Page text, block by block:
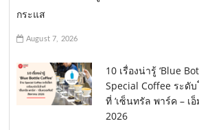
กระแส
August 7, 2026
10 เรื่องน่ารู้ ‘Blue
Special Coffee ระดั
ที่ ‘เซ็นทรัล พาร์ค – เ
2026